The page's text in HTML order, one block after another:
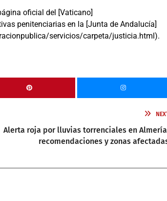
oficial del [Vaticano]
penitenciarias en la [Junta de Andalucía]
servicios/carpeta/justicia.html).
Alerta roja por lluvias torrenciales en
recomendaciones y zonas